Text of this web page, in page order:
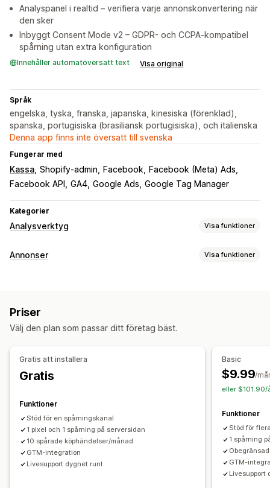
Analyspanel i realtid – verifiera varje annonskonvertering när
den sker
Inbyggt Consent Mode v2 – GDPR- och CCPA-kompatibel
spårning utan extra konfiguration
Innehåller automatöversatt text Visa original
Språk
engelska, tyska, franska, japanska, kinesiska (förenklad),
spanska, portugisiska (brasiliansk portugisiska), och italienska
Denna app finns inte översatt till svenska
Fungerar med
Kassa Shopify-admin Facebook
Facebook (Meta) Ads
Facebook API
GA4 Google Ads Google Tag Manager
Kategorier
Analysverktyg Visa funktioner
Kundbeteende
Marknadsföring och försäljning
Marknadsföringsattribuering
Kassaanalys
Diagram och rapporter
Analyspanel
Uppfyller GDPR
Annonser Visa funktioner
Återmarknadsföring
Prestandaanalys
Mätvärden för engagemang
Instrumentpaneler
Priser
Välj den plan som passar ditt företag bäst.
Gratis att installera
Gratis
Funktioner
Stöd för en spårningskanal
1 pixel och 1 spårning på serversidan
10 spårade köphändelser/månad
GTM-integration
Livesupport dygnet runt
Basic
$9.99/
eller $101.90/
Funktioner
Stöd för
1 spårning
GTM-
Livesupport